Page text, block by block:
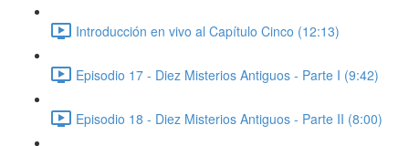
Introducción en vivo al Capítulo Cinco (12:13)
Episodio 17 - Diez Misterios Antiguos - Parte I (9:42)
Episodio 18 - Diez Misterios Antiguos - Parte II (8:00)